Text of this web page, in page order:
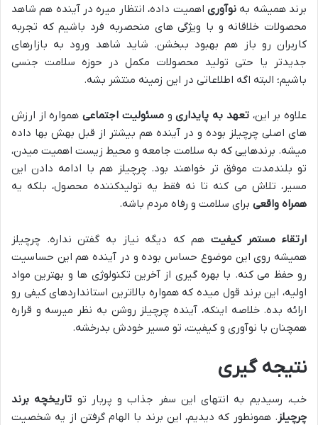
برند همیشه بهنوآوری اهمیت داده، انتظار میره در آینده هم شاهد
محصولات خلاقانه و با ویژگی های منحصربه فرد باشیم که تجربه
کاربران رو باز هم بهبود ببخشن. شاید شاهد ورود به بازارهای
جدیدتر یا حتی تولید محصولات مکمل در حوزه سلامت جنسی
باشیم؛ البته اگه اطلاعاتی در این زمینه منتشر بشه.
علاوه بر این،تعهد به پایداریومسئولیت اجتماعیهمواره از ارزش
های اصلی چرچیلز بوده و در آینده هم بیشتر از قبل بهش بها داده
میشه. برندهایی که به سلامت جامعه و محیط زیست اهمیت میدن،
تو بلندمدت موفق تر خواهند بود. چرچیلز هم با ادامه دادن این
مسیر، تلاش می کنه تا نه فقط یه تولیدکننده محصول، بلکه یه
همراه واقعی برای سلامت و رفاه مردم باشه.
ارتقاء مستمر کیفیت هم که دیگه نیاز به گفتن نداره. چرچیلز
همیشه روی این موضوع حساس بوده و در آینده هم این حساسیت
رو حفظ می کنه. با بهره گیری از آخرین تکنولوژی ها و بهترین مواد
اولیه، این برند قول میده که همواره بالاترین استانداردهای کیفی رو
ارائه بده. خلاصه اینکه، آینده چرچیلز روشن به نظر میرسه و قراره
همچنان با نوآوری و کیفیت، تو مسیر خودش بدرخشه.
نتیجه گیری
خب، رسیدیم به انتهای این سفر جذاب و پربار تو تاریخچه برند
چرچیلز . همونطور که دیدیم، این برند با الهام گرفتن از یه شخصیت